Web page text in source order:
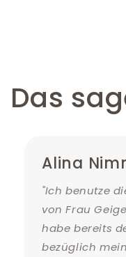
Das
Alina
"Ich benutze
von Frau
habe bereits
bezüglich